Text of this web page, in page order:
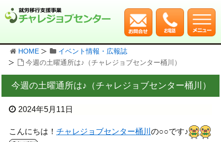
HOME
イベント情報・広報誌
今週の土曜通所は♪（チャレジョブセンター桶川）
今週の土曜通所は♪（チャレジョブセンター桶川）
2024年5月11日
こんにちは！ チャレジョブセンター桶川 の○○です♪